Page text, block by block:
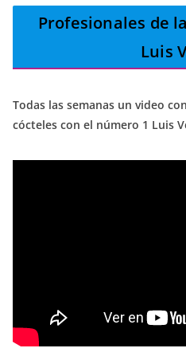
Profesionales de
Luis
Todas las semanas un video
cócteles con el número 1 Luis